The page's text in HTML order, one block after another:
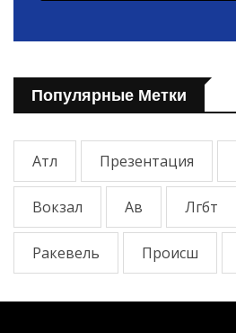
Популярные Метки
Атл Презентация
Вокзал Ав Лгбт
Ракевель Происш